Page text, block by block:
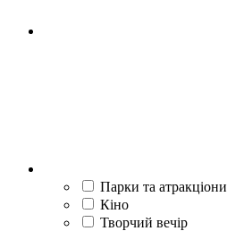
Парки та атракціони
Кіно
Творчий вечір